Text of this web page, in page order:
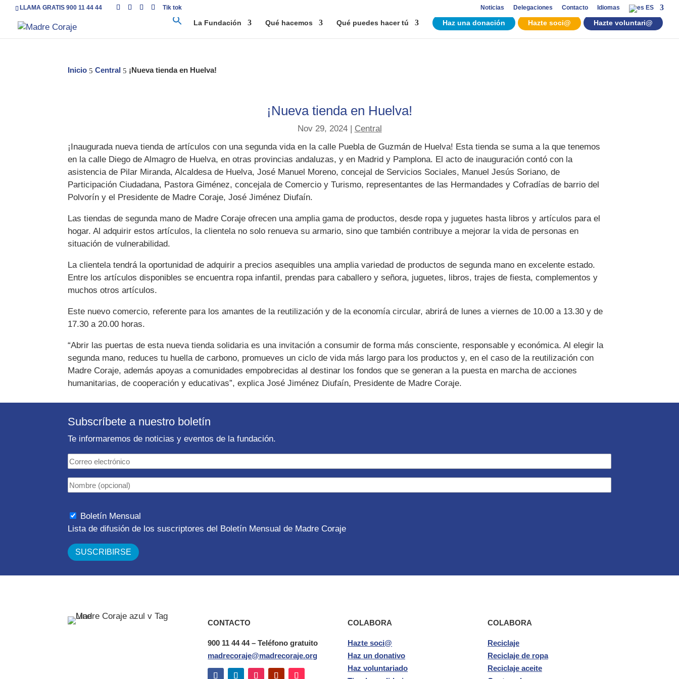
LLAMA GRATIS 900 11 44 44 Tik tok Noticias Delegaciones Contacto Idiomas ES
La Fundación Qué hacemos Qué puedes hacer tú Haz una donación Hazte soci@ Hazte voluntari@
Inicio 5 Central 5 ¡Nueva tienda en Huelva!
¡Nueva tienda en Huelva!
Nov 29, 2024| Central
¡Inaugurada nueva tienda de artículos con una segunda vida en la calle Puebla de Guzmán de Huelva! Esta tienda se suma a la que tenemos
en la calle Diego de Almagro de Huelva, en otras provincias andaluzas, y en Madrid y Pamplona. El acto de inauguración contó con la
asistencia de Pilar Miranda, Alcaldesa de Huelva, José Manuel Moreno, concejal de Servicios Sociales, Manuel Jesús Soriano, de
Participación Ciudadana, Pastora Giménez, concejala de Comercio y Turismo, representantes de las Hermandades y Cofradías de barrio del
Polvorín y el Presidente de Madre Coraje, José Jiménez Diufaín.
Las tiendas de segunda mano de Madre Coraje ofrecen una amplia gama de productos, desde ropa y juguetes hasta libros y artículos para el
hogar. Al adquirir estos artículos, la clientela no solo renueva su armario, sino que también contribuye a mejorar la vida de personas en
situación de vulnerabilidad.
La clientela tendrá la oportunidad de adquirir a precios asequibles una amplia variedad de productos de segunda mano en excelente estado.
Entre los artículos disponibles se encuentra ropa infantil, prendas para caballero y señora, juguetes, libros, trajes de fiesta, complementos y
muchos otros artículos.
Este nuevo comercio, referente para los amantes de la reutilización y de la economía circular, abrirá de lunes a viernes de 10.00 a 13.30 y de
17.30 a 20.00 horas.
“Abrir las puertas de esta nueva tienda solidaria es una invitación a consumir de forma más consciente, responsable y económica. Al elegir la
segunda mano, reduces tu huella de carbono, promueves un ciclo de vida más largo para los productos y, en el caso de la reutilización con
Madre Coraje, además apoyas a comunidades empobrecidas al destinar los fondos que se generan a la puesta en marcha de acciones
humanitarias, de cooperación y educativas”, explica José Jiménez Diufaín, Presidente de Madre Coraje.
Subscríbete a nuestro boletín
Te informaremos de noticias y eventos de la fundación.
Boletín Mensual
Lista de difusión de los suscriptores del Boletín Mensual de Madre Coraje
CONTACTO
900 11 44 44 – Teléfono gratuito
madrecoraje@madrecoraje.org
COLABORA
Hazte soci@
Haz un donativo
Haz voluntariado
COLABORA
Reciclaje
Reciclaje de ropa
Reciclaje aceite